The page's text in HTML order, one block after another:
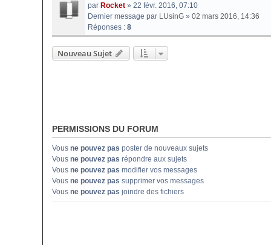
par Rocket » 22 févr. 2016, 07:10
Dernier message par LUsinG » 02 mars 2016, 14:36
Réponses : 8
Nouveau Sujet
PERMISSIONS DU FORUM
Vous ne pouvez pas poster de nouveaux sujets
Vous ne pouvez pas répondre aux sujets
Vous ne pouvez pas modifier vos messages
Vous ne pouvez pas supprimer vos messages
Vous ne pouvez pas joindre des fichiers